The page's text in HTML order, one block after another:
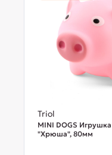
Triol
MINI DOGS
"Хрюша", 80мм